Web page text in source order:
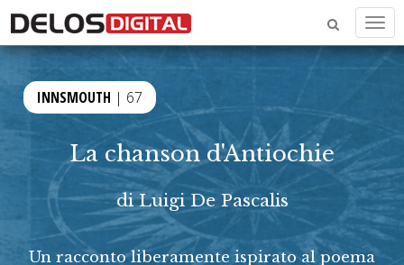
INNSMOUTH | 67
La chanson d'Antiochie
diLuigi De Pascalis
Un racconto liberamente ispirato al poema